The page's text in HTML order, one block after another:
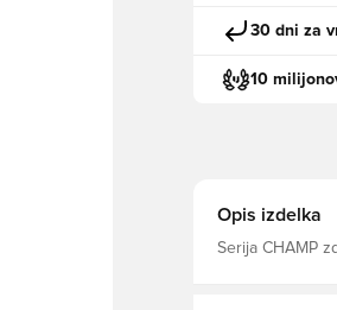
30 dni za
10
Opis izdelka
Serija CHAMP